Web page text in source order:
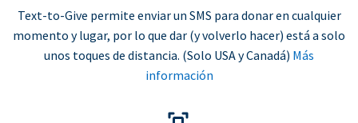
Text-to-Give permite enviar un SMS para donar en cualquier
momento y lugar, por lo que dar (y volverlo hacer) está a solo
unos toques de distancia. (Solo USA y Canadá) Más
información